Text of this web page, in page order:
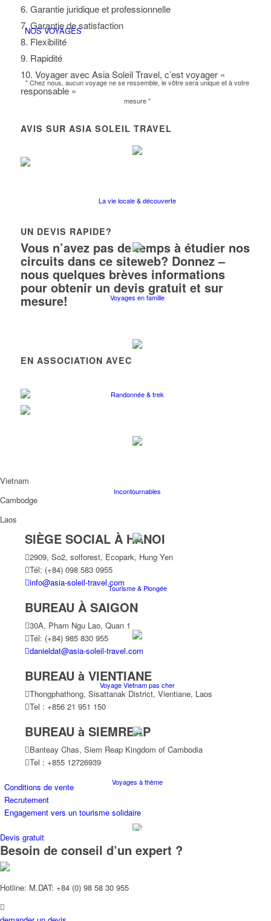
NOS VOYAGES
" Chez nous, aucun voyage ne se ressemble, le vôtre sera unique et à votre
mesure "
La vie locale & découverte
Voyages en famille
Randonnée & trek
Incontournables
Tourisme & Plongée
Voyage Vietnam pas cher
Voyages à thème
6. Garantie juridique et professionnelle
7. Garantie de satisfaction
8. Flexibilité
9. Rapidité
10. Voyager avec Asia Soleil Travel, c’est voyager «
responsable »
AVIS SUR ASIA SOLEIL TRAVEL
UN DEVIS RAPIDE?
Vous n’avez pas de temps à étudier nos
circuits dans ce siteweb? Donnez –
nous quelques brèves informations
pour obtenir un devis gratuit et sur
mesure!
EN ASSOCIATION AVEC
Vietnam
Cambodge
Laos
SIÈGE SOCIAL À HANOI
2909, So2, solforest, Ecopark, Hung Yen
Tél: (+84) 098 583 0955
info@asia-soleil-travel.com
BUREAU À SAIGON
30A, Pham Ngu Lao, Quan 1
Tél: (+84) 985 830 955
danieldat@asia-soleil-travel.com
BUREAU à VIENTIANE
Thongphathong, Sisattanak District, Vientiane, Laos
Tel : +856 21 951 150
BUREAU à SIEMREAP
Banteay Chas, Siem Reap Kingdom of Cambodia
Tel : +855 12726939
Conditions de vente
Recrutement
Engagement vers un tourisme solidaire
Devis gratuit
Besoin de conseil d’un expert ?
Hotline: M.DAT: +84 (0) 98 58 30 955